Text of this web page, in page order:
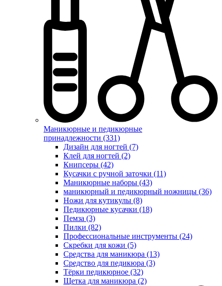
Маникюрные и педикюрные
принадлежности (331)
Дизайн для ногтей (7)
Клей для ногтей (2)
Книпсеры (42)
Кусачки с ручной заточки (11)
Маникюрные наборы (43)
маникюрный и педикюрный ножницы (36)
Ножи для кутикулы (8)
Педикюрные кусачки (18)
Пемза (3)
Пилки (82)
Профессиональные инструменты (24)
Скребки для кожи (5)
Средства для маникюра (13)
Средство для педикюра (3)
Тёрки педикюрное (32)
Щетка для маникюра (2)